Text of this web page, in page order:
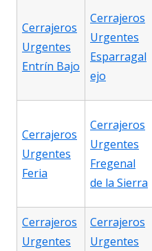
Cerrajeros
Urgentes
Entrín Bajo
Cerrajeros
Urgentes
Esparragal
ejo
Cerrajeros
Urgentes
Feria
Cerrajeros
Urgentes
Fregenal
de la Sierra
Cerrajeros
Urgentes
Cerrajeros
Urgentes